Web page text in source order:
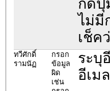
กดปุ่
ไม่มี
เช็ค
ทวีศักดิ์
รามนัฏ
กรอก
ข้อมูล
ผิด
เช่น
ระบุ
อีเมล